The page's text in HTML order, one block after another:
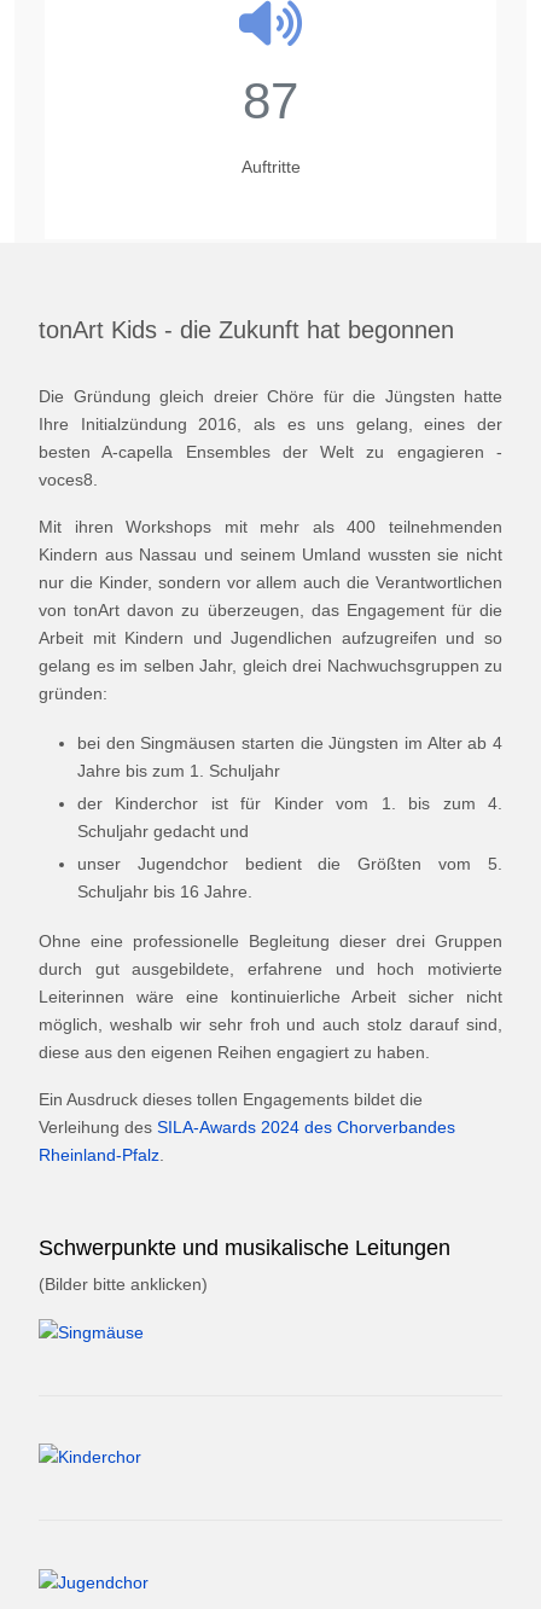
87
Auftritte
tonArt Kids - die Zukunft hat begonnen
Die Gründung gleich dreier Chöre für die Jüngsten hatte
Ihre Initialzündung 2016, als es uns gelang, eines der
besten A-capella Ensembles der Welt zu engagieren -
voces8.
Mit ihren Workshops mit mehr als 400 teilnehmenden
Kindern aus Nassau und seinem Umland wussten sie nicht
nur die Kinder, sondern vor allem auch die Verantwortlichen
von tonArt davon zu überzeugen, das Engagement für die
Arbeit mit Kindern und Jugendlichen aufzugreifen und so
gelang es im selben Jahr, gleich drei Nachwuchsgruppen zu
gründen:
bei den Singmäusen starten die Jüngsten im Alter ab 4
Jahre bis zum 1. Schuljahr
der Kinderchor ist für Kinder vom 1. bis zum 4.
Schuljahr gedacht und
unser Jugendchor bedient die Größten vom 5.
Schuljahr bis 16 Jahre.
Ohne eine professionelle Begleitung dieser drei Gruppen
durch gut ausgebildete, erfahrene und hoch motivierte
Leiterinnen wäre eine kontinuierliche Arbeit sicher nicht
möglich, weshalb wir sehr froh und auch stolz darauf sind,
diese aus den eigenen Reihen engagiert zu haben.
Ein Ausdruck dieses tollen Engagements bildet die
Verleihung des SILA-Awards 2024 des Chorverbandes
Rheinland-Pfalz
Schwerpunkte und musikalische Leitungen
(Bilder bitte anklicken)